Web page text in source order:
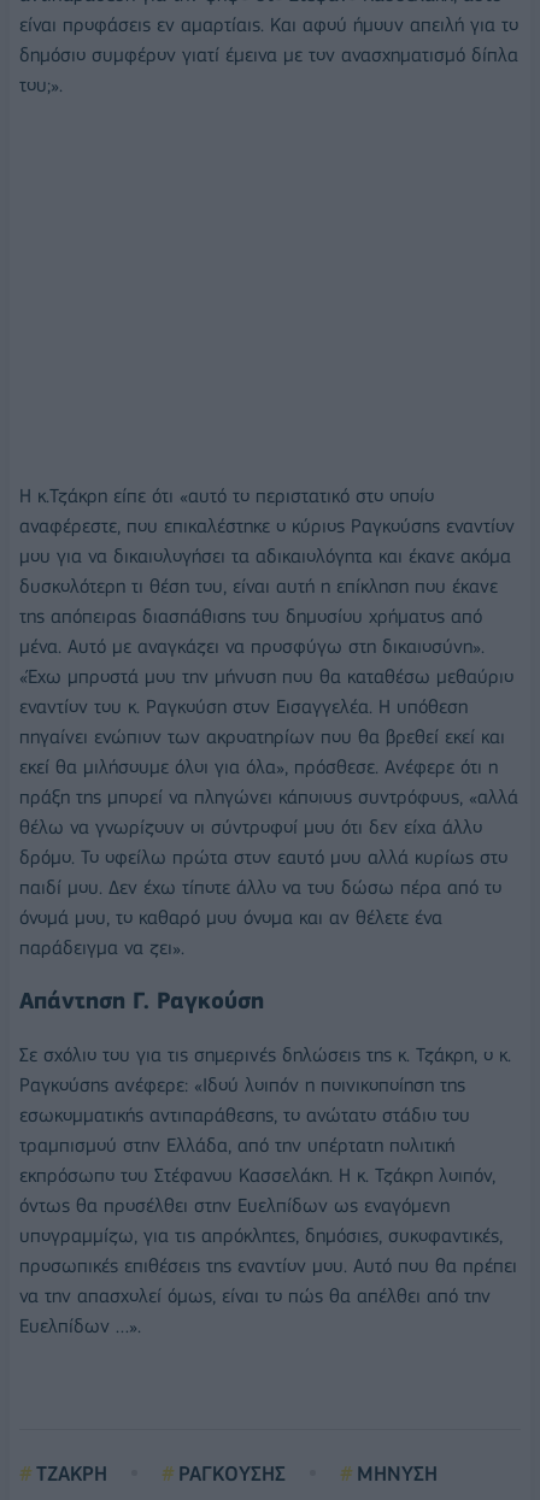
είναι προφάσεις εν αμαρτίαις. Και αφού ήμουν απειλή για το
δημόσιο συμφέρον γιατί έμεινα με τον ανασχηματισμό δίπλα
του;».
Η κ.Τζάκρη είπε ότι «αυτό το περιστατικό στο οποίο
αναφέρεστε, που επικαλέστηκε ο κύριος Ραγκούσης εναντίον
μου για να δικαιολογήσει τα αδικαιολόγητα και έκανε ακόμα
δυσκολότερη τι θέση του, είναι αυτή η επίκληση που έκανε
της απόπειρας διασπάθισης του δημοσίου χρήματος από
μένα. Αυτό με αναγκάζει να προσφύγω στη δικαιοσύνη».
«Έχω μπροστά μου την μήνυση που θα καταθέσω μεθαύριο
εναντίον του κ. Ραγκούση στον Εισαγγελέα. Η υπόθεση
πηγαίνει ενώπιον των ακροατηρίων που θα βρεθεί εκεί και
εκεί θα μιλήσουμε όλοι για όλα», πρόσθεσε. Ανέφερε ότι η
πράξη της μπορεί να πληγώνει κάποιους συντρόφους, «αλλά
θέλω να γνωρίζουν οι σύντροφοί μου ότι δεν είχα άλλο
δρόμο. Το οφείλω πρώτα στον εαυτό μου αλλά κυρίως στο
παιδί μου. Δεν έχω τίποτε άλλο να του δώσω πέρα από το
όνομά μου, το καθαρό μου όνομα και αν θέλετε ένα
παράδειγμα να ζει».
Απάντηση Γ. Ραγκούση
Σε σχόλιο του για τις σημερινές δηλώσεις της κ. Τζάκρη, ο κ.
Ραγκούσης ανέφερε: «Ιδού λοιπόν η ποινικοποίηση της
εσωκομματικής αντιπαράθεσης, το ανώτατο στάδιο του
τραμπισμού στην Ελλάδα, από την υπέρτατη πολιτική
εκπρόσωπο του Στέφανου Κασσελάκη. Η κ. Τζάκρη λοιπόν,
όντως θα προσέλθει στην Ευελπίδων ως εναγόμενη
υπογραμμίζω, για τις απρόκλητες, δημόσιες, συκοφαντικές,
προσωπικές επιθέσεις της εναντίον μου. Αυτό που θα πρέπει
να την απασχολεί όμως, είναι το πώς θα απέλθει από την
Ευελπίδων …».
ΤΖΑΚΡΗ ΡΑΓΚΟΥΣΗΣ ΜΗΝΥΣΗ